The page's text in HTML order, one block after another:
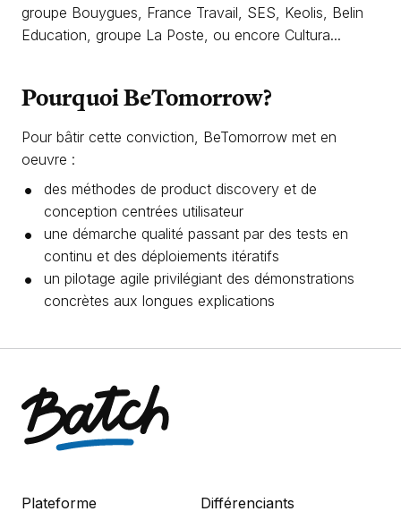
groupe Bouygues, France Travail, SES, Keolis, Belin
Education, groupe La Poste, ou encore Cultura...
Pourquoi BeTomorrow?
Pour bâtir cette conviction, BeTomorrow met en
oeuvre :
des méthodes de product discovery et de
conception centrées utilisateur
une démarche qualité passant par des tests en
continu et des déploiements itératifs
un pilotage agile privilégiant des démonstrations
concrètes aux longues explications
Plateforme Différenciants